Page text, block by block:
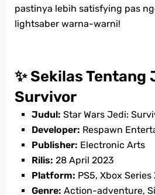
pastinya lebih satisfying pas
lightsaber warna-warni!
✨ Sekilas Tentang
Survivor
Judul: Star Wars Jedi:
Developer: Respawn
Publisher: Electronic Arts
Rilis: 28 April 2023
Platform: PS5, Xbox Series
Genre: Action-adventure,